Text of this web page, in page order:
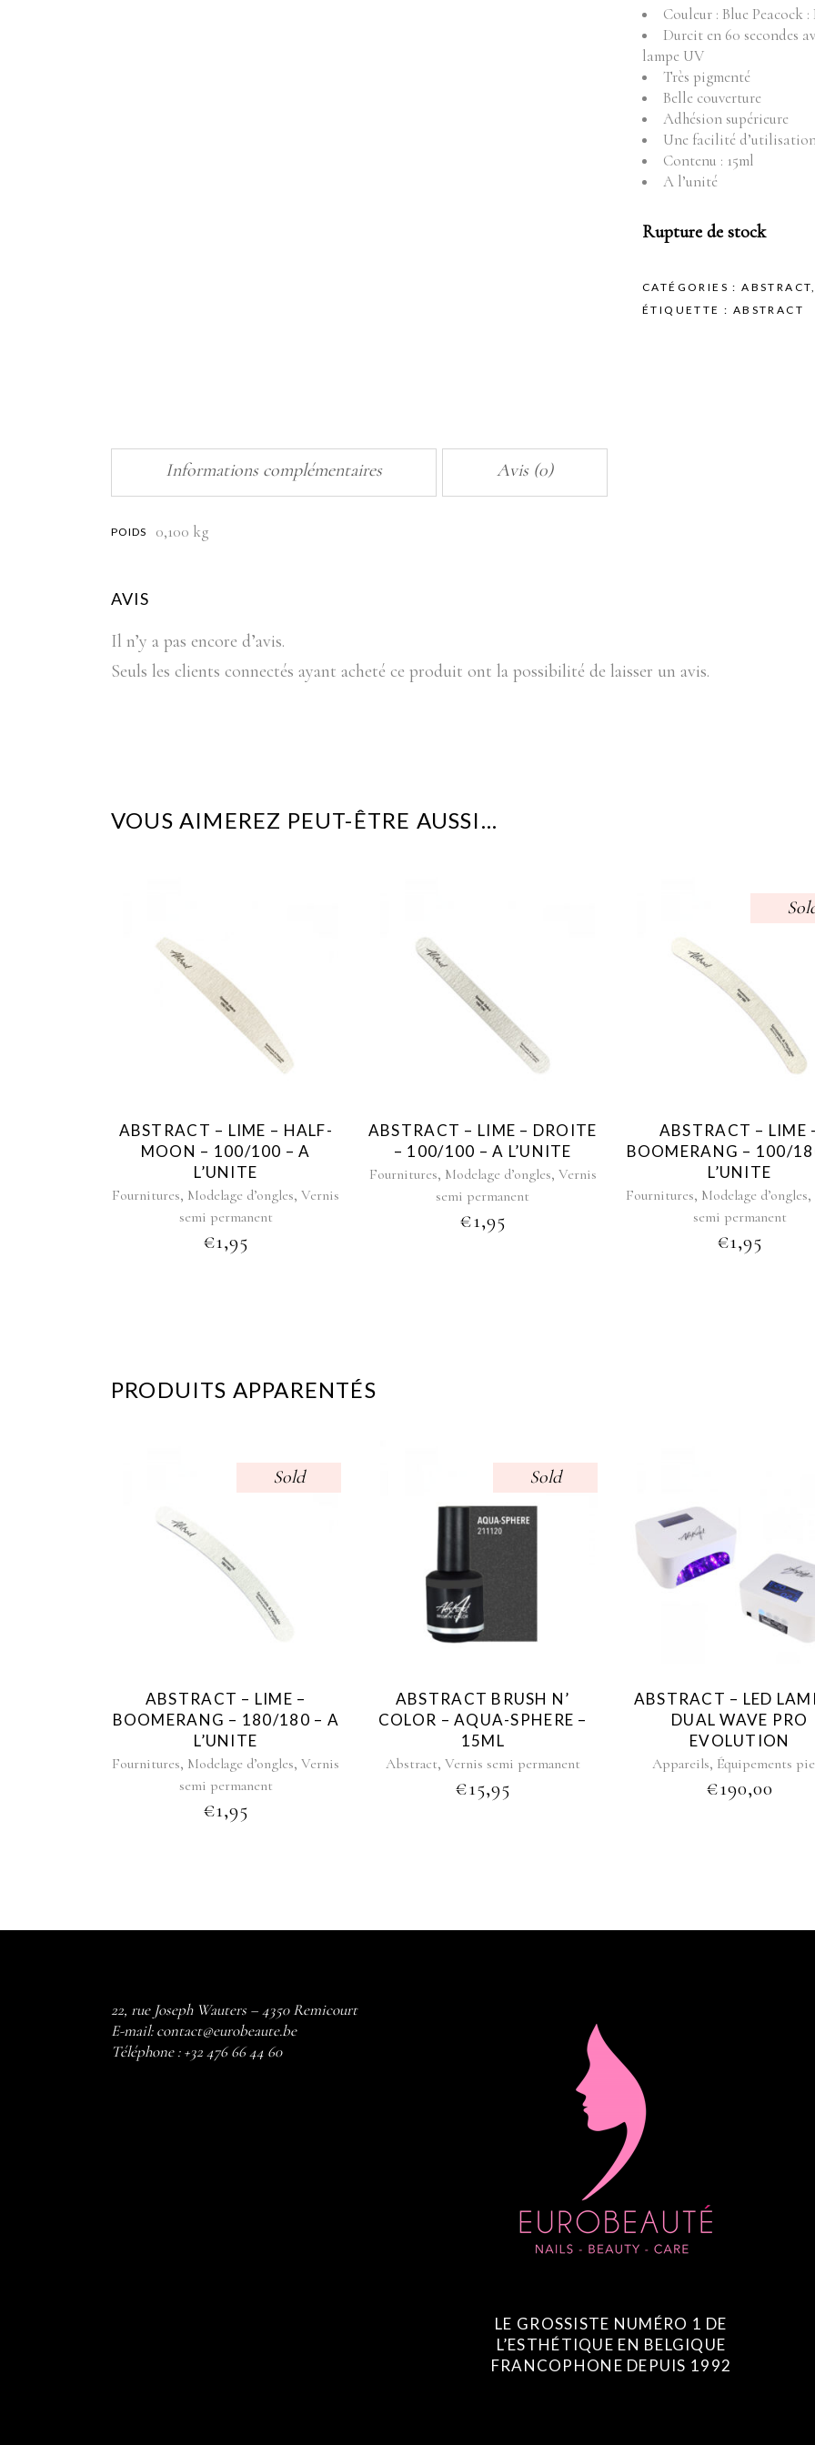
Produits vente visage
Couleur : Blue Peacock
Durcit en 60 secondes
lampe UV
Très pigmenté
Belle couverture
Adhésion supérieure
Une facilité
Contenu : 15ml
A l’unité
Rupture de stock
CATÉGORIES :ABSTRACT
ÉTIQUETTE : ABSTRACT
Informations complémentaires Avis (0)
POIDS 0,100 kg
AVIS
Il n’y a pas encore d’avis.
Seuls les clients connectés ayant acheté ce produit ont la possibilité de laisser un avis.
VOUS AIMEREZ PEUT-ÊTRE AUSSI…
ABSTRACT – LIME – HALF-
MOON – 100/100 – A
L’UNITE
Fournitures, Modelage d’ongles,Vernis
semi permanent
€1,95
ABSTRACT – LIME – DROITE
– 100/100 – A L’UNITE
Fournitures, Modelage d’ongles, Vernis
semi permanent
€1,95
ABSTRACT – LIME
BOOMERANG – 100/
L’UNITE
Fournitures, Modelage d’ongles,
semi permanent
€1,95
PRODUITS APPARENTÉS
Sold
ABSTRACT – LIME –
BOOMERANG – 180/180 – A
L’UNITE
Fournitures, Modelage d’ongles,Vernis
semi permanent
€1,95
Sold
ABSTRACT BRUSH N’
COLOR – AQUA-SPHERE –
15ML
Abstract, Vernis semi permanent
€15,95
ABSTRACT – LED
DUAL WAVE PRO
EVOLUTION
Appareils, Équipements
€190,00
22, rue Joseph Wauters – 4350 Remicourt
E-mail:contact@eurobeaute.be
Téléphone :+32 476 66 44 60
LE GROSSISTE NUMÉRO 1 DE
L’ESTHÉTIQUE EN BELGIQUE
FRANCOPHONE DEPUIS 1992